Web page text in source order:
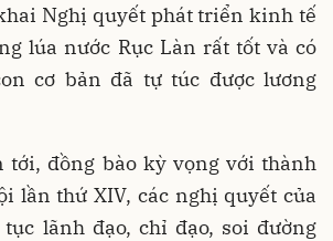
Nghị quyết phát triển kinh tế
lúa nước Rục Làn rất tốt và có
cơ bản đã tự túc được lương
tới, đồng bào kỳ vọng với thành
lần thứ XIV, các nghị quyết của
lãnh đạo, chỉ đạo, soi đường